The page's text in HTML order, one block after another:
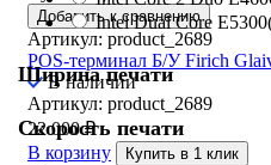
Intel Dual Core E5300
Ширина печати
Скорость печати
Добавить к сравнению
Артикул: product_2689
POS-терминал Б/У Firich
В наличии
Артикул: product_2689
22 000₽
В корзину
Купить в 1 клик